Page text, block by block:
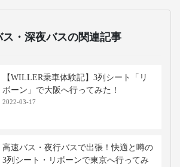
ス・深夜バスの関連記事
【WILLER乗車体験記】3列シート「リ
ボーン」で大阪へ行ってみた！
2022-03-17
高速バス・夜行バスで出張！快適と噂の
3列シート・リボーンで東京へ行ってみ